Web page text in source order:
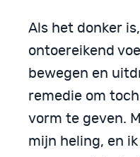
Als het donker
ontoereikend
bewegen en
remedie om
vorm te geven.
mijn heling, en